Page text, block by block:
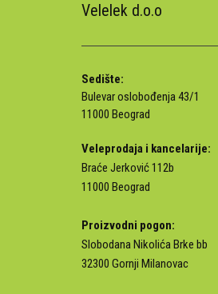
Velelek d.o.o
Sedište:
Bulevar oslobođenja 43/1
11000 Beograd
Veleprodaja i kancelarije:
Braće Jerković 112b
11000 Beograd
Proizvodni pogon:
Slobodana Nikolića Brke bb
32300 Gornji Milanovac